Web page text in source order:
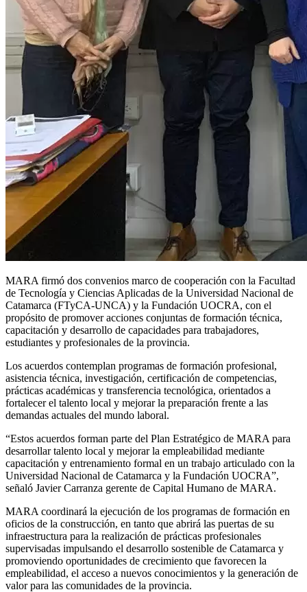
MARA firmó dos convenios marco de cooperación con la Facultad
de Tecnología y Ciencias Aplicadas de la Universidad Nacional de
Catamarca (FTyCA-UNCA) y la Fundación UOCRA, con el
propósito de promover acciones conjuntas de formación técnica,
capacitación y desarrollo de capacidades para trabajadores,
estudiantes y profesionales de la provincia.
Los acuerdos contemplan programas de formación profesional,
asistencia técnica, investigación, certificación de competencias,
prácticas académicas y transferencia tecnológica, orientados a
fortalecer el talento local y mejorar la preparación frente a las
demandas actuales del mundo laboral.
“Estos acuerdos forman parte del Plan Estratégico de MARA para
desarrollar talento local y mejorar la empleabilidad mediante
capacitación y entrenamiento formal en un trabajo articulado con la
Universidad Nacional de Catamarca y la Fundación UOCRA”,
señaló Javier Carranza gerente de Capital Humano de MARA.
MARA coordinará la ejecución de los programas de formación en
oficios de la construcción, en tanto que abrirá las puertas de su
infraestructura para la realización de prácticas profesionales
supervisadas impulsando el desarrollo sostenible de Catamarca y
promoviendo oportunidades de crecimiento que favorecen la
empleabilidad, el acceso a nuevos conocimientos y la generación de
valor para las comunidades de la provincia.